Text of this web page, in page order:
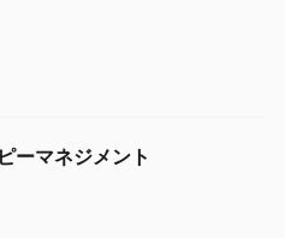
ーマネジメント